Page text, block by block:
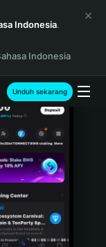
Indonesia.
Indonesia
Unduh sekarang